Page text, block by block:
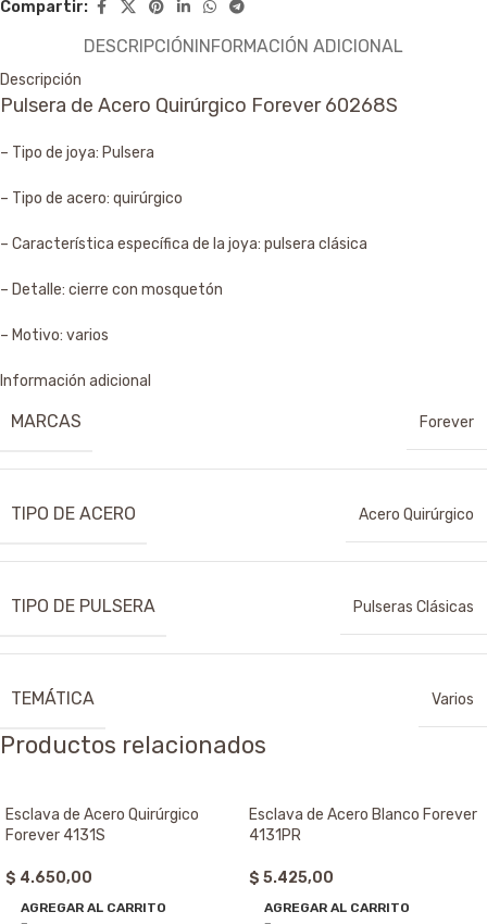
Compartir:
DESCRIPCIÓNINFORMACIÓN ADICIONAL
Descripción
Pulsera de Acero Quirúrgico Forever 60268S
– Tipo de joya: Pulsera
– Tipo de acero: quirúrgico
– Característica específica de la joya: pulsera clásica
– Detalle: cierre con mosquetón
– Motivo: varios
Información adicional
MARCAS Forever
TIPO DE ACERO Acero Quirúrgico
TIPO DE PULSERA Pulseras Clásicas
TEMÁTICA Varios
Productos relacionados
Esclava de Acero Quirúrgico
Forever 4131S
$ 4.650,00
AGREGAR AL CARRITO
Esclava de Acero Blanco Forever
4131PR
$ 5.425,00
AGREGAR AL CARRITO